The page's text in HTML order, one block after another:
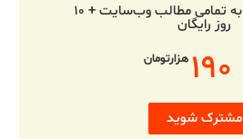
سه ماه دسترسی به تمامی مطالب وب‌سایت + ۱۰
روز رایگان
۱۹۰ هزارتومان
مشترک شوید